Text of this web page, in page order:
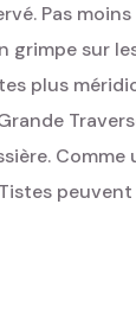
Pas
grimpe sur
plus